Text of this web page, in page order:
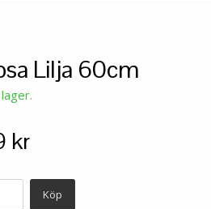
Lilja 60cm
kr
Köp